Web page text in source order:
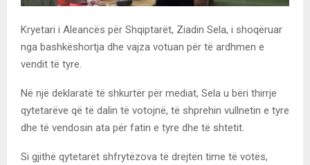
Kryetari i Aleancës për Shqiptarët, Ziadin Sela, i shoqëruar
nga bashkëshortja dhe vajza votuan për të ardhmen e
vendit të tyre.
Në një deklaratë të shkurtër për mediat, Sela u bëri thirrje
qytetarëve që të dalin të votojnë, të shprehin vullnetin e tyre
dhe të vendosin ata për fatin e tyre dhe të shtetit.
Si gjithë qytetarët shfrytëzova të drejtën time të votës,